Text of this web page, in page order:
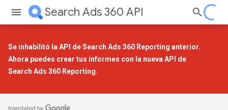
Search Ads 360 API
Se inhabilitó la API de Search Ads 360 Reporting anterior.
Ahora puedes crear tus informes con la nueva API de
Search Ads 360 Reporting.